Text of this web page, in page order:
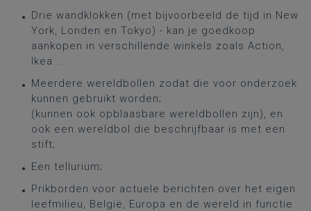
Drie wandklokken (met bijvoorbeeld de tijd in New
York, Londen en Tokyo) - kan je goedkoop
aankopen in verschillende winkels zoals Action,
Ikea ...
Meerdere wereldbollen zodat die voor onderzoek
kunnen gebruikt worden;
(kunnen ook opblaasbare wereldbollen zijn), en
ook een wereldbol die beschrijfbaar is met een
stift;
Een tellurium;
Prikborden voor actuele berichten over het eigen
leefmilieu, België, Europa en de wereld in functie